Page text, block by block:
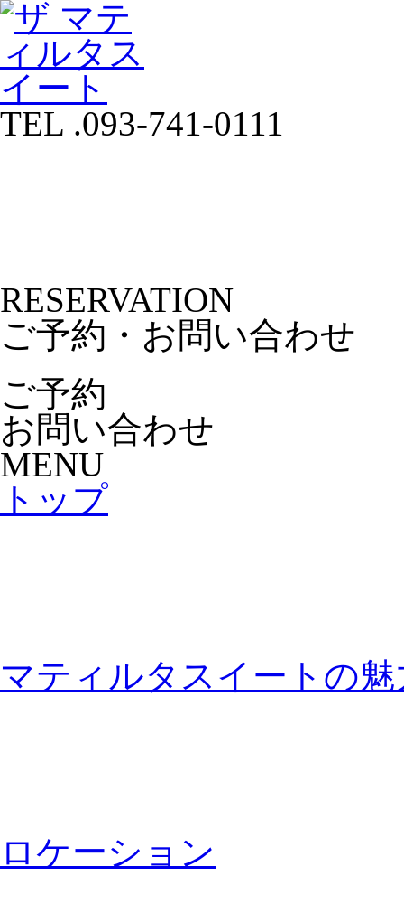
TEL .093-741-0111
RESERVATION
ご予約・お問い合わせ
ご予約
お問い合わせ
MENU
トップ
マティルタスイートの魅
ロケーション